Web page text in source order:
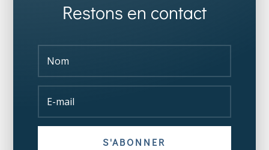
Restons en contact
S'ABONNER